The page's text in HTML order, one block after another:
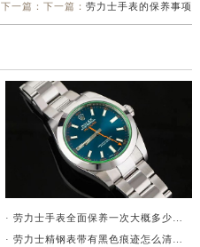
下一篇：下一篇：劳力士手表的保养事项